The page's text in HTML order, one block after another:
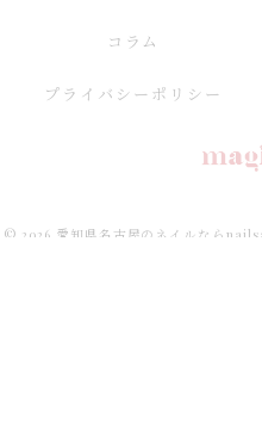
コラム
プライバシーポリシー
© 2026 愛知県名古屋のネイルなら